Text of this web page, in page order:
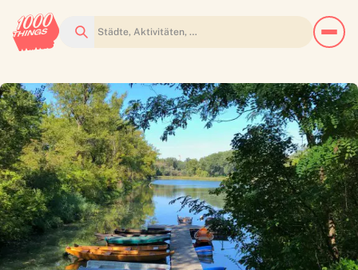
Suchen